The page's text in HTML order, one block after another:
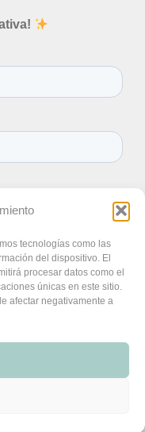
tecnologías como las
del dispositivo. El
procesar datos como el
únicas en este sitio.
afectar negativamente a